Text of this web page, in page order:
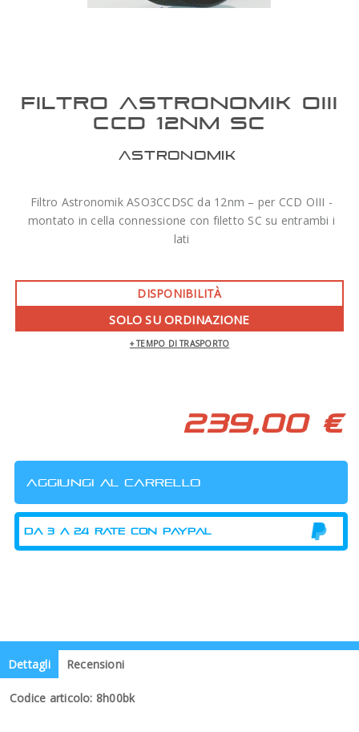
FILTRO ASTRONOMIK OIII
CCD 12NM SC
ASTRONOMIK
Filtro Astronomik ASO3CCDSC da 12nm – per CCD OIII -
montato in cella connessione con filetto SC su entrambi i
lati
DISPONIBILITÀ
SOLO SU ORDINAZIONE
+ TEMPO DI TRASPORTO
239,00 €
Dettagli Recensioni
Codice articolo: 8h00bk